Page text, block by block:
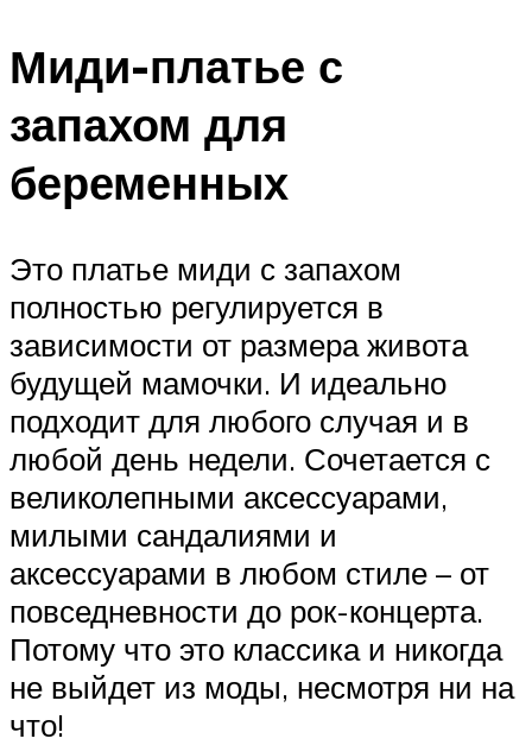
Миди-платье с
запахом для
беременных
Это платье миди с запахом
полностью регулируется в
зависимости от размера живота
будущей мамочки. И идеально
подходит для любого случая и в
любой день недели. Сочетается с
великолепными аксессуарами,
милыми сандалиями и
аксессуарами в любом стиле – от
повседневности до рок-концерта.
Потому что это классика и никогда
не выйдет из моды, несмотря ни на
что!